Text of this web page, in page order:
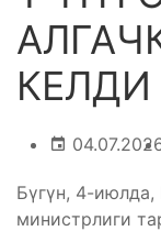
КЕЛДИ
Бүгүн, 4-июлда,
министрлиги